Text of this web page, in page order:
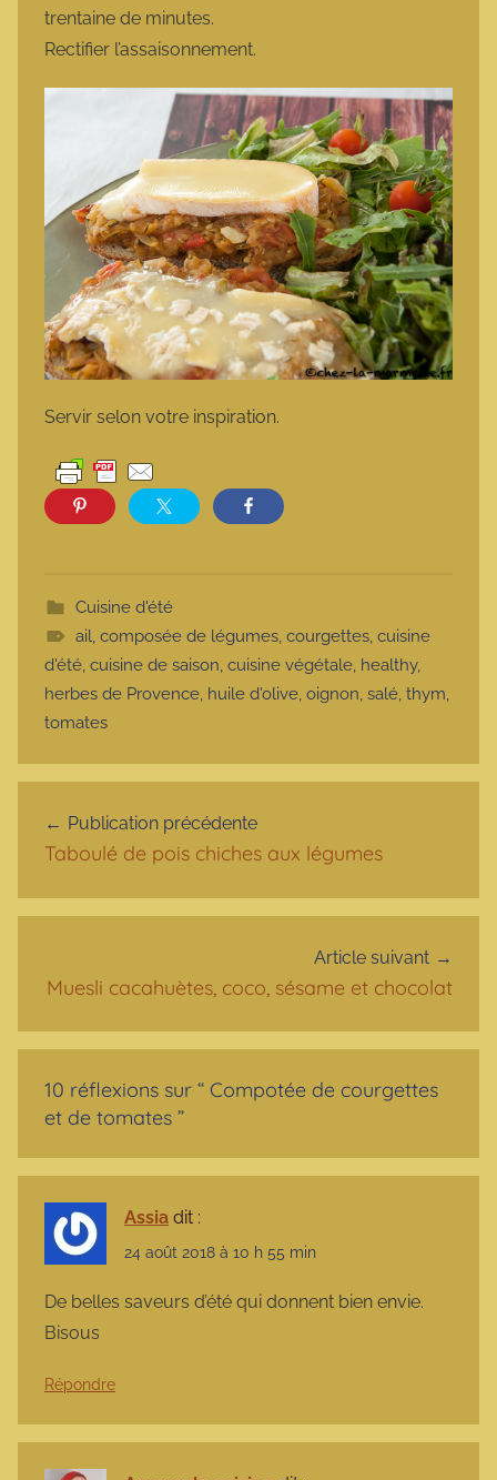
trentaine de minutes.
Rectifier l’assaisonnement.
Servir selon votre inspiration.
Cuisine d'été
ail, composée de légumes, courgettes, cuisine
d'été, cuisine de saison, cuisine végétale, healthy,
herbes de Provence, huile d'olive, oignon, salé, thym,
tomates
Publication précédente
Taboulé de pois chiches aux légumes
Article suivant
Muesli cacahuètes, coco, sésame et chocolat
10 réflexions sur “ Compotée de courgettes
et de tomates ”
Assia dit :
24 août 2018 à 10 h 55 min
De belles saveurs d’été qui donnent bien envie.
Bisous
Répondre